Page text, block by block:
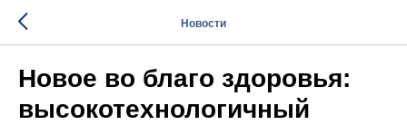
Новости
Новое во благо здоровья:
высокотехнологичный